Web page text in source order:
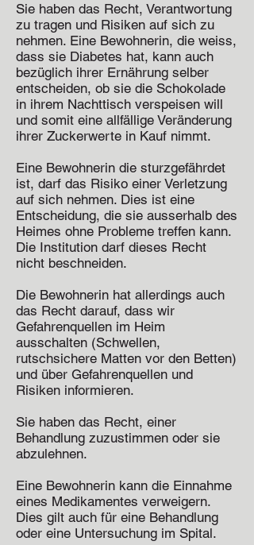
Sie haben das Recht, Verantwortung
zu tragen und Risiken auf sich zu
nehmen. Eine Bewohnerin, die weiss,
dass sie Diabetes hat, kann auch
bezüglich ihrer Ernährung selber
entscheiden, ob sie die Schokolade
in ihrem Nachttisch verspeisen will
und somit eine allfällige Veränderung
ihrer Zuckerwerte in Kauf nimmt.
Eine Bewohnerin die sturzgefährdet
ist, darf das Risiko einer Verletzung
auf sich nehmen. Dies ist eine
Entscheidung, die sie ausserhalb des
Heimes ohne Probleme treffen kann.
Die Institution darf dieses Recht
nicht beschneiden.
Die Bewohnerin hat allerdings auch
das Recht darauf, dass wir
Gefahrenquellen im Heim
ausschalten (Schwellen,
rutschsichere Matten vor den Betten)
und über Gefahrenquellen und
Risiken informieren.
Sie haben das Recht, einer
Behandlung zuzustimmen oder sie
abzulehnen.
Eine Bewohnerin kann die Einnahme
eines Medikamentes verweigern.
Dies gilt auch für eine Behandlung
oder eine Untersuchung im Spital.